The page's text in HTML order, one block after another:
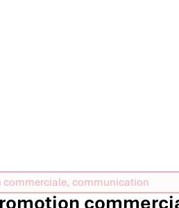
commerciale, communication